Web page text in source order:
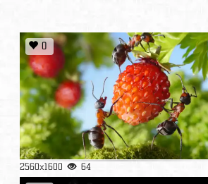
0
2560x1600 64